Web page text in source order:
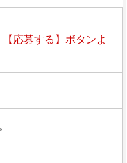
応募する】ボタンよ